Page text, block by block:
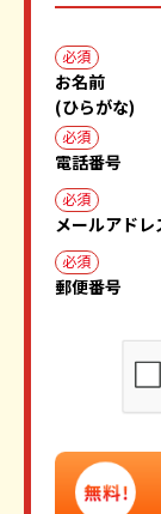
必須
お名前
(ひらがな)
必須
電話番号
必須
メールアドレ
必須
郵便番号